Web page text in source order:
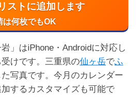
ストに追加します
は何枚でもOK
」はiPhone・Androidに対応し
けです。三重県の仙ヶ岳でふ
写真です。今月のカレンダー
するカスタマイズも可能で